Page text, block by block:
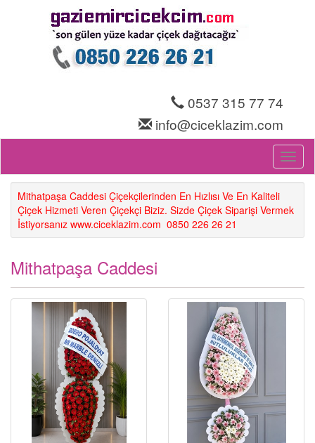
0537 315 77 74
info@ciceklazim.com
Mithatpaşa Caddesi Çiçekçilerinden En Hızlısı Ve En Kaliteli
Çiçek Hizmeti Veren Çiçekçi Biziz. Sizde Çiçek Siparişi Vermek
İstiyorsanız www.ciceklazim.com 0850 226 26 21
Mithatpaşa Caddesi